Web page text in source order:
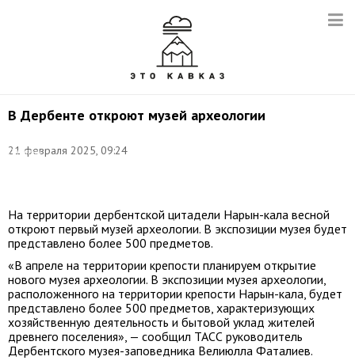
В Дербенте откроют музей археологии
21 февраля 2025, 09:24
Гянжеви
На территории дербентской цитадели Нарын-кала весной
откроют первый музей археологии. В экспозиции музея будет
представлено более 500 предметов.
«В апреле на территории крепости планируем открытие
нового музея археологии. В экспозиции музея археологии,
расположенного на территории крепости Нарын-кала, будет
представлено более 500 предметов, характеризующих
хозяйственную деятельность и бытовой уклад жителей
древнего поселения», — сообщил ТАСС руководитель
Дербентского музея-заповедника Велиюлла Фаталиев.